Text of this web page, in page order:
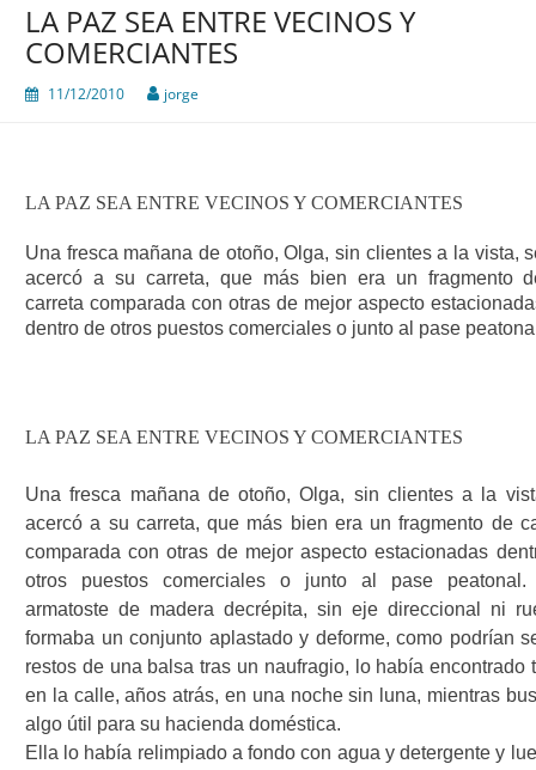
LA PAZ SEA ENTRE VECINOS Y
COMERCIANTES
11/12/2010 jorge
LA PAZ SEA ENTRE VECINOS Y COMERCIANTES
Una fresca mañana de otoño, Olga, sin clientes a la vista,
acercó a su carreta, que más bien era un fragmento
carreta comparada con otras de mejor aspecto
dentro de otros puestos comerciales o junto al pase
LA PAZ SEA ENTRE VECINOS Y COMERCIANTES
Una fresca mañana de otoño, Olga, sin clientes a la
acercó a su carreta, que más bien era un fragmento de
comparada con otras de mejor aspecto estacionadas
otros puestos comerciales o junto al pase peatonal.
armatoste de madera decrépita, sin eje direccional ni
formaba un conjunto aplastado y deforme, como podrían
restos de una balsa tras un naufragio, lo había encontrado
en la calle, años atrás, en una noche sin luna, mientras
algo útil para su hacienda doméstica.
Ella lo había relimpiado a fondo con agua y detergente y